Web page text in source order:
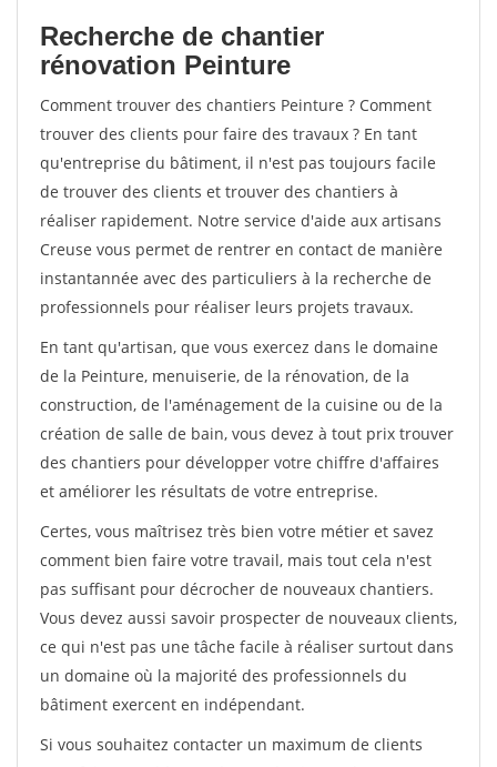
Recherche de chantier
rénovation Peinture
Comment trouver des chantiers Peinture ? Comment
trouver des clients pour faire des travaux ? En tant
qu'entreprise du bâtiment, il n'est pas toujours facile
de trouver des clients et trouver des chantiers à
réaliser rapidement. Notre service d'aide aux artisans
Creuse vous permet de rentrer en contact de manière
instantannée avec des particuliers à la recherche de
professionnels pour réaliser leurs projets travaux.
En tant qu'artisan, que vous exercez dans le domaine
de la Peinture, menuiserie, de la rénovation, de la
construction, de l'aménagement de la cuisine ou de la
création de salle de bain, vous devez à tout prix trouver
des chantiers pour développer votre chiffre d'affaires
et améliorer les résultats de votre entreprise.
Certes, vous maîtrisez très bien votre métier et savez
comment bien faire votre travail, mais tout cela n'est
pas suffisant pour décrocher de nouveaux chantiers.
Vous devez aussi savoir prospecter de nouveaux clients,
ce qui n'est pas une tâche facile à réaliser surtout dans
un domaine où la majorité des professionnels du
bâtiment exercent en indépendant.
Si vous souhaitez contacter un maximum de clients